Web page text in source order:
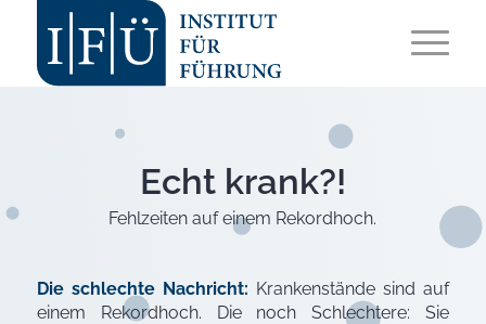
Echt krank?!
Fehlzeiten auf einem Rekordhoch.
Die schlechte Nachricht: Krankenstände sind auf
einem Rekordhoch. Die noch Schlechtere: Sie